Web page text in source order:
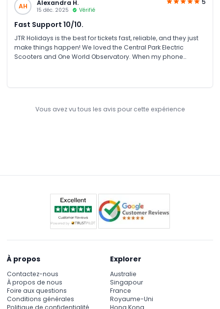
AH
Alexandra H.
15 déc. 2025 Vérifié
Fast Support 10/10.
JTR Holidays is the best for tickets fast, reliable, and they just
make things happen! We loved the Central Park Electric
Scooters and One World Observatory. When my phone
Vous avez vu tous les avis pour cette expérience
À propos
Contactez-nous
À propos de nous
Foire aux questions
Conditions générales
Politique de confidentialité
Explorer
Australie
Singapour
France
Royaume-Uni
Hong Kong